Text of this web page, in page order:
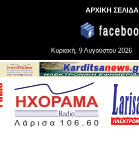
ΑΡΧΙΚΗ ΣΕΛΙΔΑ
Κυριακή, 9 Αυγούστου 2026